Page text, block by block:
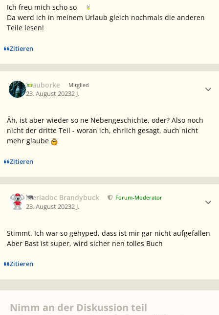
Ich freu mich scho so
Da werd ich in meinem Urlaub gleich nochmals die anderen
Teile lesen!
Zitieren
Blauborke Mitglied
23. August 20232 J.
Äh, ist aber wieder so ne Nebengeschichte, oder? Also noch
nicht der dritte Teil - woran ich, ehrlich gesagt, auch nicht
mehr glaube
Zitieren
Meriadoc Brandybuck Forum-Moderator
23. August 20232 J.
Stimmt. Ich war so gehyped, dass ist mir gar nicht aufgefallen
Aber Bast ist super, wird sicher nen tolles Buch
Zitieren
Nimm an der Diskussion teil